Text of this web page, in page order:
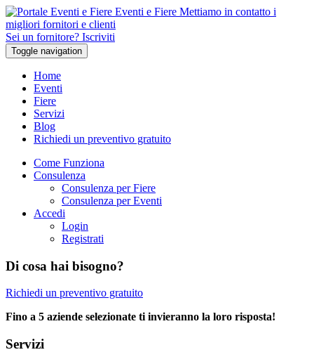
Eventi e Fiere Mettiamo in contatto i
migliori fornitori e clienti
Sei un fornitore? Iscriviti
Toggle navigation
Home
Eventi
Fiere
Servizi
Blog
Richiedi un preventivo gratuito
Come Funziona
Consulenza
Consulenza per Fiere
Consulenza per Eventi
Accedi
Login
Registrati
Di cosa hai bisogno?
Richiedi un preventivo gratuito
Fino a 5 aziende selezionate ti invieranno la loro risposta!
Servizi